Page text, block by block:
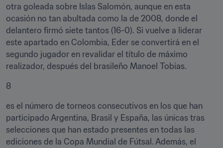
otra goleada sobre Islas Salomón, aunque en esta
ocasión no tan abultada como la de 2008, donde el
delantero firmó siete tantos (16-0). Si vuelve a liderar
este apartado en Colombia, Eder se convertirá en el
segundo jugador en revalidar el título de máximo
realizador, después del brasileño Manoel Tobias.
8
es el número de torneos consecutivos en los que han
participado Argentina, Brasil y España, las únicas tras
selecciones que han estado presentes en todas las
ediciones de la Copa Mundial de Fútsal. Además, el